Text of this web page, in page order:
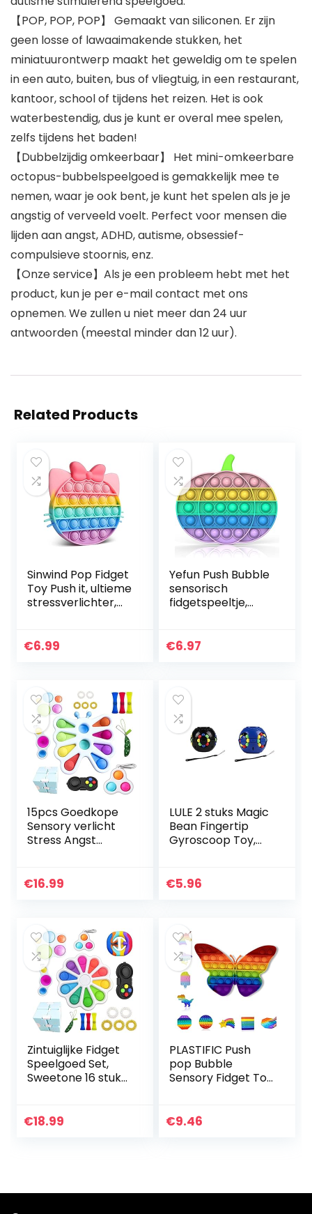
【POP, POP, POP】 Gemaakt van siliconen. Er zijn
geen losse of lawaaimakende stukken, het
miniatuurontwerp maakt het geweldig om te spelen
in een auto, buiten, bus of vliegtuig, in een restaurant,
kantoor, school of tijdens het reizen. Het is ook
waterbestendig, dus je kunt er overal mee spelen,
zelfs tijdens het baden!
【Dubbelzijdig omkeerbaar】 Het mini-omkeerbare
octopus-bubbelspeelgoed is gemakkelijk mee te
nemen, waar je ook bent, je kunt het spelen als je je
angstig of verveeld voelt. Perfect voor mensen die
lijden aan angst, ADHD, autisme, obsessief-
compulsieve stoornis, enz.
【Onze service】Als je een probleem hebt met het
product, kun je per e-mail contact met ons
opnemen. We zullen u niet meer dan 24 uur
antwoorden (meestal minder dan 12 uur).
Related Products
Sinwind Pop Fidget
Toy Push it, ultieme
stressverlichter,
speelgoed, anti-
€6.99
Yefun Push Bubble
sensorisch
fidgetspeeltje,
behoeften stil
€6.97
15pcs Goedkope
Sensory verlicht
Stress Angst
Noden Figetget
€16.99
LULE 2 stuks Magic
Bean Fingertip
Gyroscoop Toy,
Gekleurde Bead
€5.96
Zintuiglijke Fidget
Speelgoed Set,
Sweetone 16 stuks
met eenvoudige
€18.99
PLASTIFIC Push
pop Bubble
Sensory Fidget Toy
Reliever| Angst
€9.46